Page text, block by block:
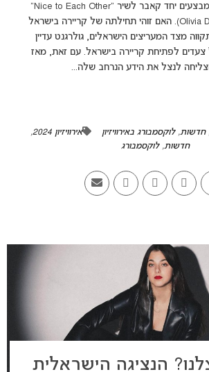
בדירתו של גרינברג, מבצעים יחד קאבר לשיר "Nice to Each Other"
של אוליביה דין (Olivia Dean). האם זוהי תחילתה של קריירה בישראל
מצד המעריצים הישראלים, גולרגנט עדיין
צעדים לפתיחת קריירה בישראל. עם זאת, מאז
חדשות,לוקסמבורג באירוויזיון אירוויזיון 2024
,
חדשות,לוקסמבורג
הנציגה הישראלית